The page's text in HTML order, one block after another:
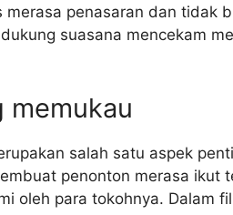
penasaran dan tidak
suasana mencekam
memukau
salah satu aspek
penonton merasa ikut
oleh para tokohnya. Dalam